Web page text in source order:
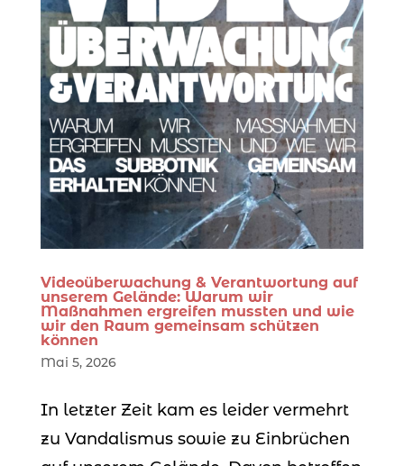
Videoüberwachung & Verantwortung auf
unserem Gelände: Warum wir
Maßnahmen ergreifen mussten und wie
wir den Raum gemeinsam schützen
können
Mai 5, 2026
In letzter Zeit kam es leider vermehrt
zu Vandalismus sowie zu Einbrüchen